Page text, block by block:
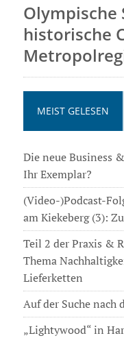
Olympische
historische
MEIST GELESEN
Die neue Business
Ihr Exemplar?
(Video-)Podcast-
am Kiekeberg (3):
Teil 2 der Praxis &
Thema
Lieferketten
Auf der Suche nach
„Lightywood“ in